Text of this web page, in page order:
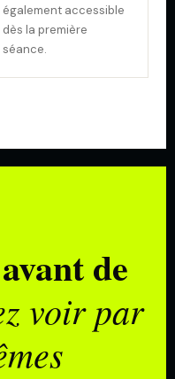
également accessible
dès la première
séance.
de
voir par